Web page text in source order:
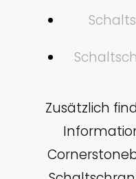
Zusätzlich